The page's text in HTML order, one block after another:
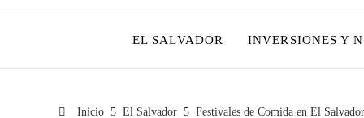
EL SALVADOR INVERSIONES Y
Inicio El Salvador Festivales de Comida en El